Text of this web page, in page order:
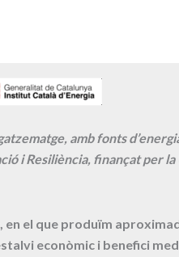
amb fonts
i Resiliència, finançat per la
en el que produïm
econòmic i benefici